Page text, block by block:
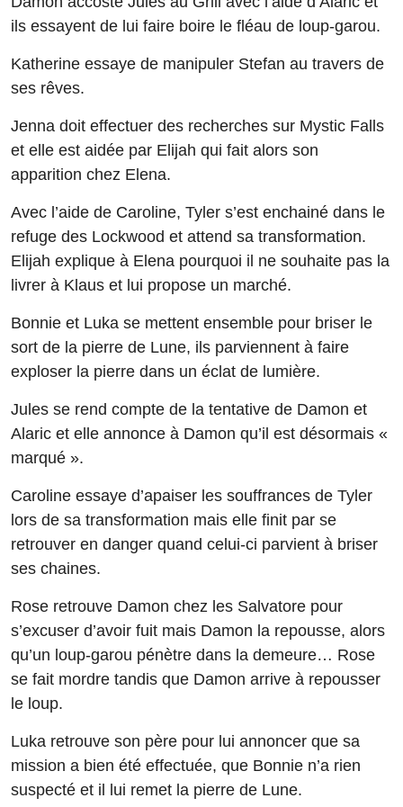
ils essayent de lui faire boire le fléau de loup-garou.
Katherine essaye de manipuler Stefan au travers de
ses rêves.
Jenna doit effectuer des recherches sur Mystic Falls
et elle est aidée par Elijah qui fait alors son
apparition chez Elena.
Avec l’aide de Caroline, Tyler s’est enchainé dans le
refuge des Lockwood et attend sa transformation.
Elijah explique à Elena pourquoi il ne souhaite pas la
livrer à Klaus et lui propose un marché.
Bonnie et Luka se mettent ensemble pour briser le
sort de la pierre de Lune, ils parviennent à faire
exploser la pierre dans un éclat de lumière.
Jules se rend compte de la tentative de Damon et
Alaric et elle annonce à Damon qu’il est désormais «
marqué ».
Caroline essaye d’apaiser les souffrances de Tyler
lors de sa transformation mais elle finit par se
retrouver en danger quand celui-ci parvient à briser
ses chaines.
Rose retrouve Damon chez les Salvatore pour
s’excuser d’avoir fuit mais Damon la repousse, alors
qu’un loup-garou pénètre dans la demeure… Rose
se fait mordre tandis que Damon arrive à repousser
le loup.
Luka retrouve son père pour lui annoncer que sa
mission a bien été effectuée, que Bonnie n’a rien
suspecté et il lui remet la pierre de Lune.